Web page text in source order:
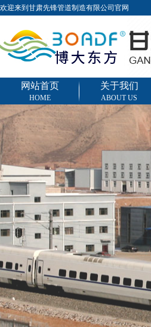
欢迎来到甘肃先锋管道制造有限公司官网
网站首页
HOME
关于我们
ABOUT US